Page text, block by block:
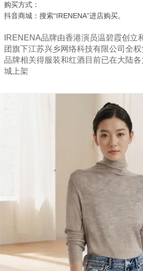
购买方式：
抖音商城：搜索“IRENENA”进店购买。
IRENENA品牌由香港演员温碧霞创立
团旗下江苏兴乡网络科技有限公司全
品牌相关得服装和红酒目前已在大陆
城上架